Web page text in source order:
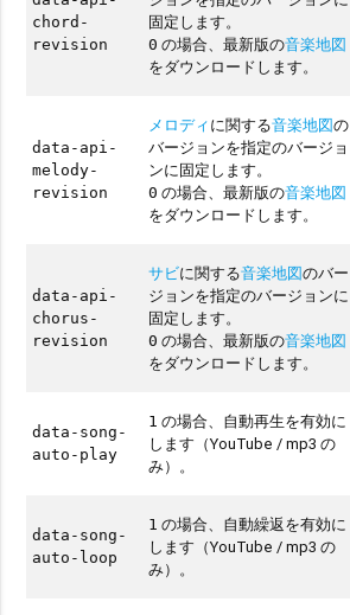
chord-
revision
固定します。
0 の場合、最新版の音楽地図
をダウンロードします。
data-api-
melody-
revision
メロディに関する音楽地図の
バージョンを指定のバージョ
ンに固定します。
0 の場合、最新版の音楽地図
をダウンロードします。
data-api-
chorus-
revision
サビに関する音楽地図のバー
ジョンを指定のバージョンに
固定します。
0 の場合、最新版の音楽地図
をダウンロードします。
data-song-
auto-play
1 の場合、自動再生を有効に
します（YouTube / mp3 の
み）。
data-song-
auto-loop
1 の場合、自動繰返を有効に
します（YouTube / mp3 の
み）。